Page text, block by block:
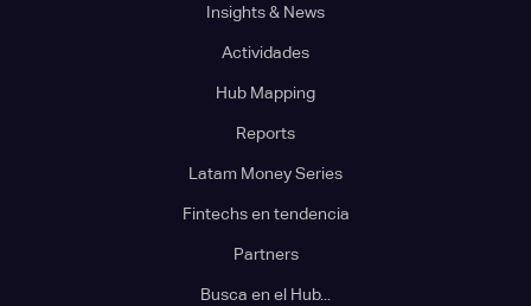
Insights & News
Actividades
Hub Mapping
Reports
Latam Money Series
Fintechs en tendencia
Partners
Busca en el Hub...